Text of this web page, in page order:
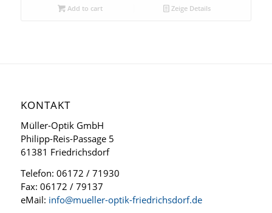
Add to cart Zeige Details
KONTAKT
Müller-Optik GmbH
Philipp-Reis-Passage 5
61381 Friedrichsdorf
Telefon: 06172 / 71930
Fax: 06172 / 79137
eMail: info@mueller-optik-friedrichsdorf.de